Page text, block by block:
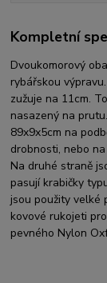
Kompletní
Dvoukomorový
rybářskou
zužuje na 11cm.
nasazený na
89x9x5cm na
drobnosti, nebo
Na druhé straně
pasují krabičky
jsou použity velké
kovové rukojeti
pevného Nylon